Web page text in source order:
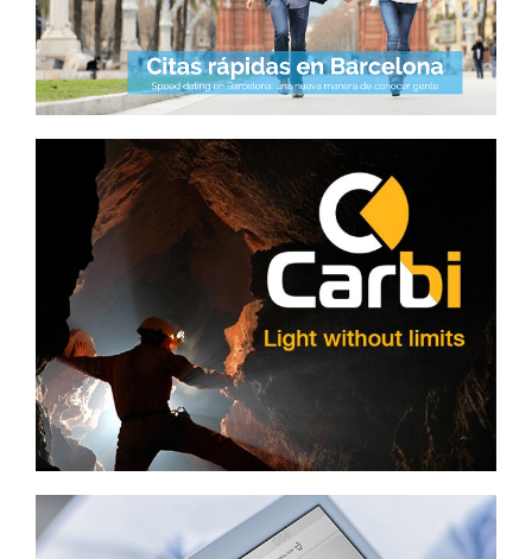
Posicionamiento SEO
Carbi
Diseño web
Diseño logo